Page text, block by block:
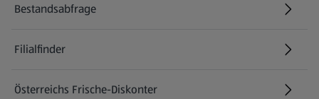
Bestandsabfrage
(öffnet in einem neuen Tab)
Filialfinder
Österreichs Frische-Diskonter